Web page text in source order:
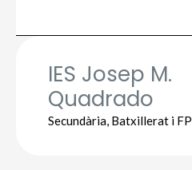
IES Josep M.
Quadrado
Secundària, Batxillerat i FP